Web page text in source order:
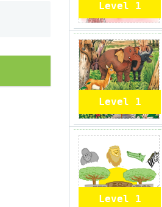
Level 1
Level 1
Level 1